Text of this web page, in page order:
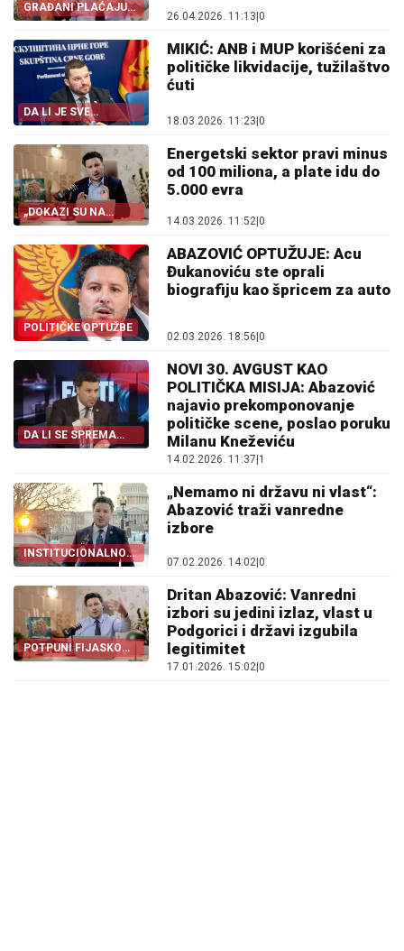
GRAĐANI PLAĆAJU
VISOKE CIJENE
26.04.2026. 11:13 0
DA LI JE SVE
ZATAŠKANO
MIKIĆ: ANB i MUP korišćeni za
političke likvidacije, tužilaštvo
ćuti
18.03.2026. 11:23 0
„DOKAZI SU NA
SIGURNOM!“
Energetski sektor pravi minus
od 100 miliona, a plate idu do
5.000 evra
14.03.2026. 11:52|0
POLITIČKE OPTUŽBE
ABAZOVIĆ OPTUŽUJE: Acu
Đukanoviću ste oprali
biografiju kao špricem za auto
02.03.2026. 18:56 0
DA LI SE SPREMA
NOVI SAVEZ
NOVI 30. AVGUST KAO
POLITIČKA MISIJA: Abazović
najavio prekomponovanje
političke scene, poslao poruku
Milanu Kneževiću
14.02.2026. 11:37 1
INSTITUCIONALNO
RUGLO
„Nemamo ni državu ni vlast“:
Abazović traži vanredne
izbore
07.02.2026. 14:02|0
POTPUNI FIJASKO
PES-A
Dritan Abazović: Vanredni
izbori su jedini izlaz, vlast u
Podgorici i državi izgubila
legitimitet
17.01.2026. 15:02|0